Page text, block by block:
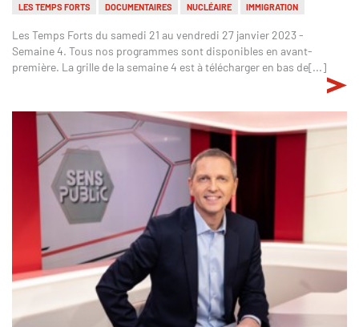
LES TEMPS FORTS DOCUMENTAIRES NUCLÉAIRE IMMIGRATION
Les Temps Forts du samedi 21 au vendredi 27 janvier 2023 -
Semaine 4. Tous nos programmes sont disponibles en avant-
première. La grille de la semaine 4 est à télécharger en bas de[...]